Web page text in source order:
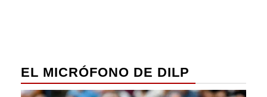
EL MICRÓFONO DE DILP